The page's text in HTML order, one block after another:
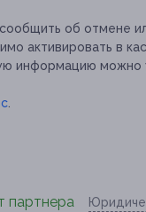
об отмене
активировать в
информацию можно
партнера